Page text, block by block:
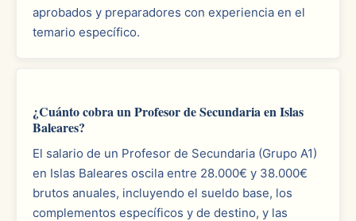
aprobados y preparadores con experiencia en el
temario específico.
¿Cuánto cobra un Profesor de Secundaria en Islas
Baleares?
El salario de un Profesor de Secundaria (Grupo A1)
en Islas Baleares oscila entre 28.000€ y 38.000€
brutos anuales, incluyendo el sueldo base, los
complementos específicos y de destino, y las